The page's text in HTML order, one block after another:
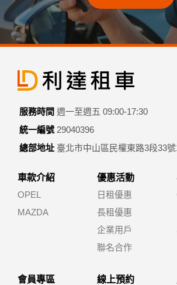
服務時間 週一至週五 09:00-17:30
統一編號 29040396
總部地址 臺北市中山區民權東路3段33
車款介紹
OPEL
MAZDA
優惠活動
日租優惠
長租優惠
企業用戶
聯名合作
會員專區
線上預約